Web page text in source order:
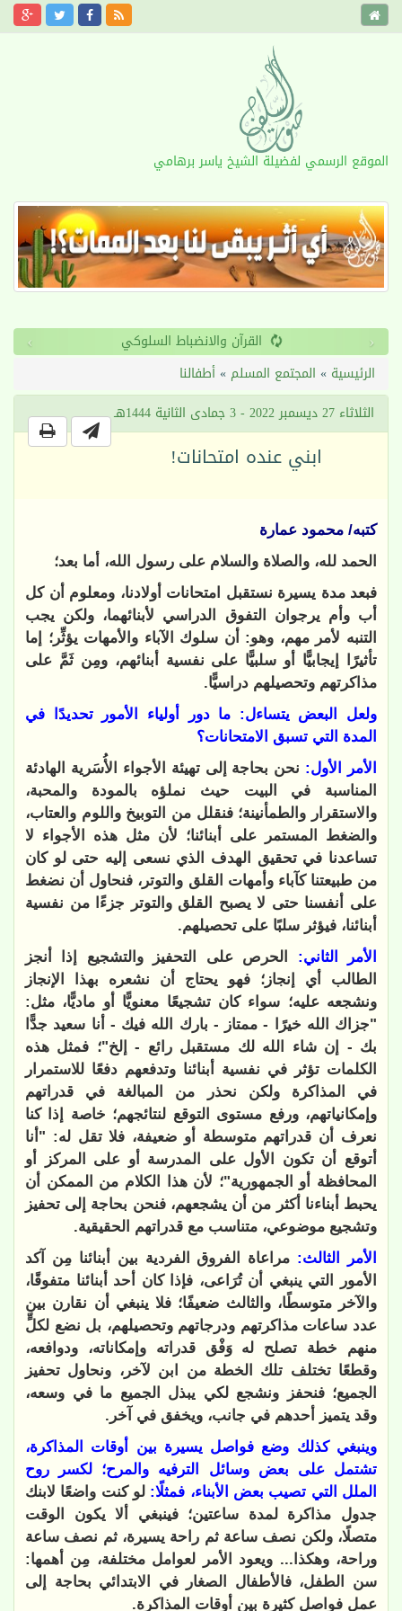
الموقع الرسمي لفضيلة الشيخ ياسر برهامي
القرآن والانضباط السلوكي ‹
›
الرئيسية » المجتمع المسلم »أطفالنا
الثلاثاء 27 ديسمبر 2022 - 3 جمادى الثانية 1444هـ
ابني عنده امتحانات!
كتبه/ محمود عمارة
الحمد لله، والصلاة والسلام على رسول الله، أما بعد؛
فبعد مدة يسيرة نستقبل امتحانات أولادنا، ومعلوم أن كل
أب وأم يرجوان التفوق الدراسي لأبنائهما، ولكن يجب
التنبه لأمر مهم، وهو: أن سلوك الآباء والأمهات يؤثِّر؛ إما
تأثيرًا إيجابيًّا أو سلبيًّا على نفسية أبنائهم، ومِن ثَمَّ على
مذاكرتهم وتحصيلهم دراسيًّا.
ولعل البعض يتساءل: ما دور أولياء الأمور تحديدًا في
المدة التي تسبق الامتحانات؟
الأمر الأول: نحن بحاجة إلى تهيئة الأجواء الأُسَرية الهادئة
المناسبة في البيت حيث نملؤه بالمودة والمحبة،
والاستقرار والطمأنينة؛ فنقلل من التوبيخ واللوم والعتاب،
والضغط المستمر على أبنائنا؛ لأن مثل هذه الأجواء لا
تساعدنا في تحقيق الهدف الذي نسعى إليه حتى لو كان
من طبيعتنا كآباء وأمهات القلق والتوتر، فنحاول أن نضغط
على أنفسنا حتى لا يصبح القلق والتوتر جزءًا من نفسية
أبنائنا، فيؤثر سلبًا على تحصيلهم.
الأمر الثاني: الحرص على التحفيز والتشجيع إذا أنجز
الطالب أي إنجاز؛ فهو يحتاج أن نشعره بهذا الإنجاز
ونشجعه عليه؛ سواء كان تشجيعًا معنويًّا أو ماديًّا، مثل:
"جزاك الله خيرًا - ممتاز - بارك الله فيك - أنا سعيد جدًّا
بك - إن شاء الله لك مستقبل رائع - إلخ"؛ فمثل هذه
الكلمات تؤثر في نفسية أبنائنا وتدفعهم دفعًا للاستمرار
في المذاكرة ولكن نحذر من المبالغة في قدراتهم
وإمكانياتهم، ورفع مستوى التوقع لنتائجهم؛ خاصة إذا كنا
نعرف أن قدراتهم متوسطة أو ضعيفة، فلا تقل له: "أنا
أتوقع أن تكون الأول على المدرسة أو على المركز أو
المحافظة أو الجمهورية"؛ لأن هذا الكلام من الممكن أن
يحبط أبناءنا أكثر من أن يشجعهم، فنحن بحاجة إلى تحفيز
وتشجيع موضوعي، متناسب مع قدراتهم الحقيقية.
الأمر الثالث: مراعاة الفروق الفردية بين أبنائنا مِن آكد
الأمور التي ينبغي أن تُرَاعى، فإذا كان أحد أبنائنا متفوقًا،
والآخر متوسطًا، والثالث ضعيفًا؛ فلا ينبغي أن نقارن بين
عدد ساعات مذاكرتهم ودرجاتهم وتحصيلهم، بل نضع لكلٍّ
منهم خطة تصلح له وَفْق قدراته وإمكاناته، ودوافعه،
وقطعًا تختلف تلك الخطة من ابن لآخر، ونحاول تحفيز
الجميع؛ فنحفز ونشجع لكي يبذل الجميع ما في وسعه،
وقد يتميز أحدهم في جانب، ويخفق في آخر.
وينبغي كذلك وضع فواصل يسيرة بين أوقات المذاكرة،
تشتمل على بعض وسائل الترفيه والمرح؛ لكسر روح
الملل التي تصيب بعض الأبناء، فمثلًا: لو كنت واضعًا لابنك
جدول مذاكرة لمدة ساعتين؛ فينبغي ألا يكون الوقت
متصلًا، ولكن نصف ساعة ثم راحة يسيرة، ثم نصف ساعة
وراحة، وهكذا... ويعود الأمر لعوامل مختلفة، مِن أهمها:
سن الطفل، فالأطفال الصغار في الابتدائي بحاجة إلى
عمل فواصل كثيرة بين أوقات المذاكرة.